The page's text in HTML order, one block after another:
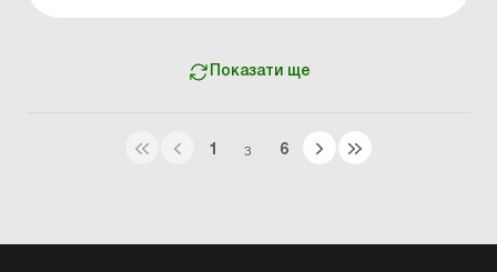
Показати ще
1 З 6